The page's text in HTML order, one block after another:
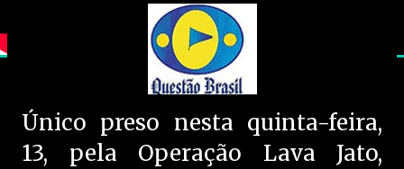
Único preso nesta quinta-feira,
13, pela Operação Lava Jato,